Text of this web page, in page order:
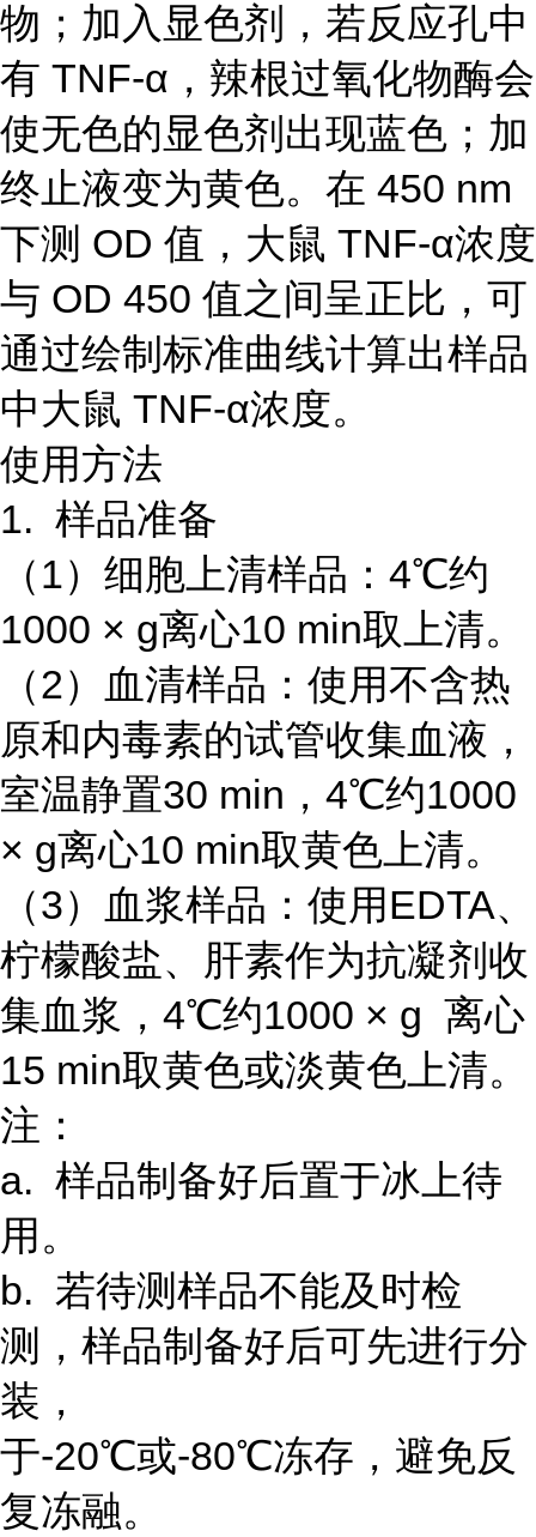
物；加入显色剂，若反应孔中
有 TNF-α，辣根过氧化物酶会
使无色的显色剂出现蓝色；加
终止液变为黄色。在 450 nm
下测 OD 值，大鼠 TNF-α浓度
与 OD 450 值之间呈正比，可
通过绘制标准曲线计算出样品
中大鼠 TNF-α浓度。
使用方法
1. 样品准备
（1）细胞上清样品：4℃约
1000 × g离心10 min取上清。
（2）血清样品：使用不含热
原和内毒素的试管收集血液，
室温静置30 min，4℃约1000
× g离心10 min取黄色上清。
（3）血浆样品：使用EDTA、
柠檬酸盐、肝素作为抗凝剂收
集血浆，4℃约1000 × g 离心
15 min取黄色或淡黄色上清。
注：
a. 样品制备好后置于冰上待
用。
b. 若待测样品不能及时检
测，样品制备好后可先进行分
装，
于-20℃或-80℃冻存，避免反
复冻融。